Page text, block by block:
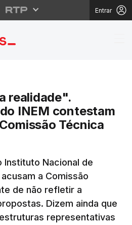
Entrar
a
realidade".
INEM contestam
Técnica
Instituto Nacional de
a Comissão
de não refletir a
Dizem ainda que
representativas